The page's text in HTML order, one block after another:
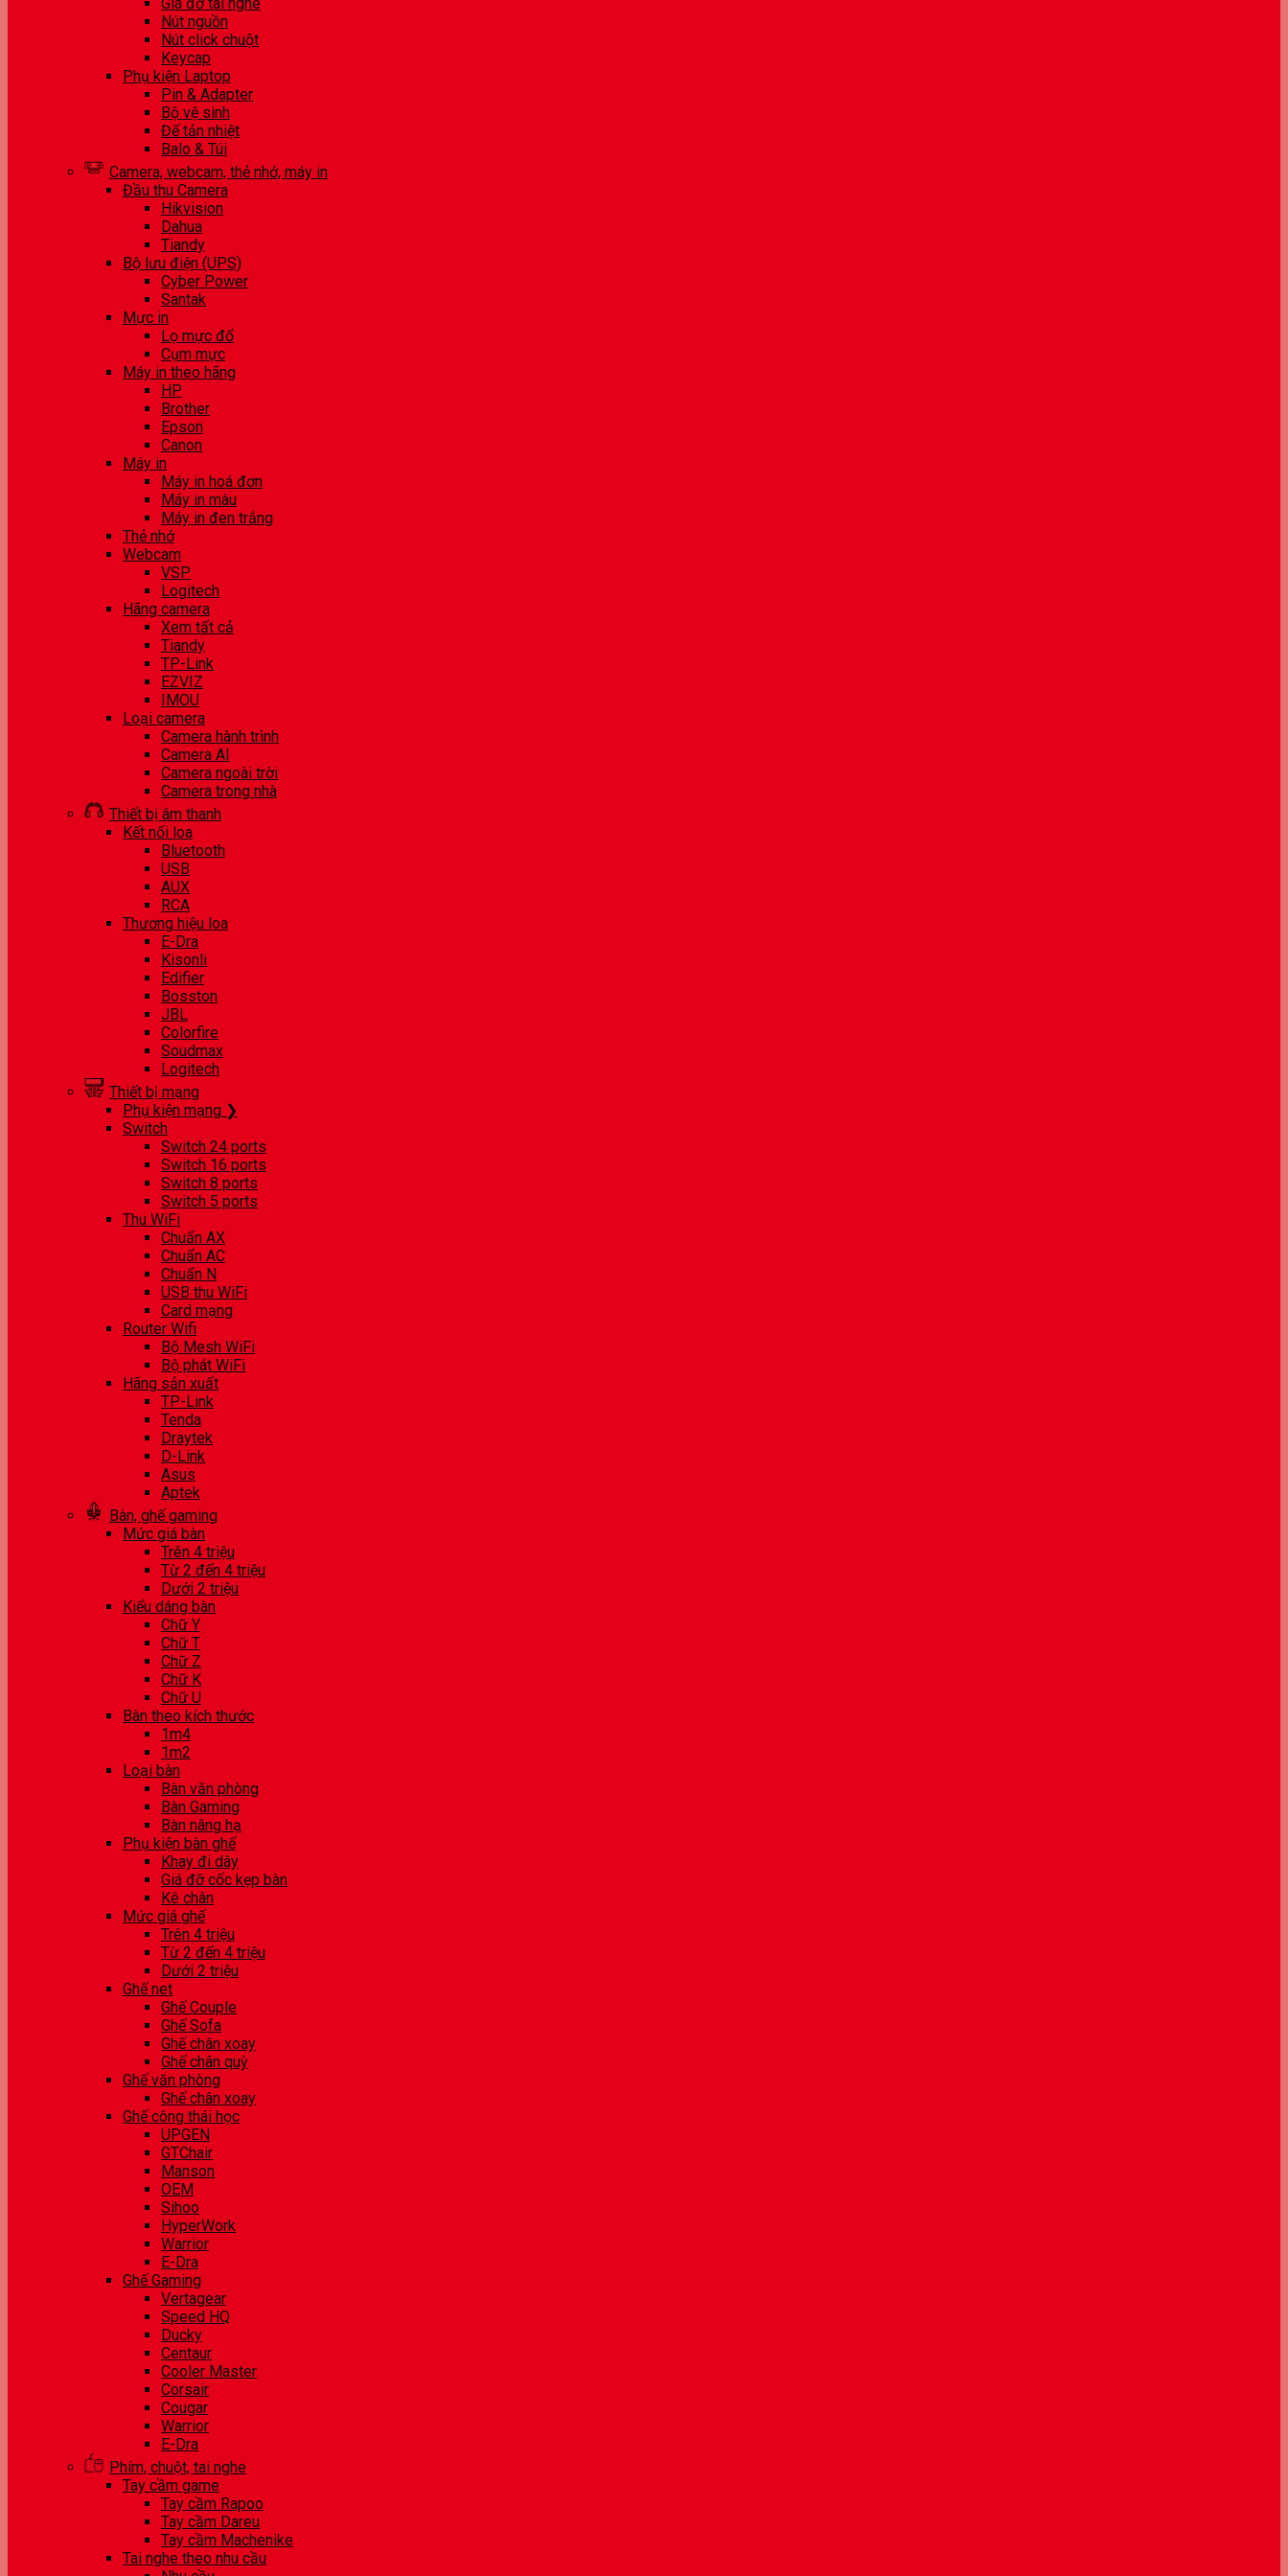
Nút nguồn
Nút click chuột
Keycap
Phụ kiện Laptop
Pin & Adapter
Bộ vệ sinh
Đế tản nhiệt
Balo & Túi
Camera, webcam, thẻ nhớ, máy in
Đầu thu Camera
Hikvision
Dahua
Tiandy
Bộ lưu điện (UPS)
Cyber Power
Santak
Mực in
Lọ mực đổ
Cụm mực
Máy in theo hãng
HP
Brother
Epson
Canon
Máy in
Máy in hoá đơn
Máy in màu
Máy in đen trắng
Thẻ nhớ
Webcam
VSP
Logitech
Hãng camera
Xem tất cả
Tiandy
TP-Link
EZVIZ
IMOU
Loại camera
Camera hành trình
Camera AI
Camera ngoài trời
Camera trong nhà
Thiết bị âm thanh
Kết nối loa
Bluetooth
USB
AUX
RCA
Thương hiệu loa
E-Dra
Kisonli
Edifier
Bosston
JBL
Colorfire
Soudmax
Logitech
Thiết bị mạng
Phụ kiện mạng ❯
Switch
Switch 24 ports
Switch 16 ports
Switch 8 ports
Switch 5 ports
Thu WiFi
Chuẩn AX
Chuẩn AC
Chuẩn N
USB thu WiFi
Card mạng
Router Wifi
Bộ Mesh WiFi
Bộ phát WiFi
Hãng sản xuất
TP-Link
Tenda
Draytek
D-Link
Asus
Aptek
Bàn, ghế gaming
Mức giá bàn
Trên 4 triệu
Từ 2 đến 4 triệu
Dưới 2 triệu
Kiểu dáng bàn
Chữ Y
Chữ T
Chữ Z
Chữ K
Chữ U
Bàn theo kích thước
1m4
1m2
Loại bàn
Bàn văn phòng
Bàn Gaming
Bàn nâng hạ
Phụ kiện bàn ghế
Khay đi dây
Giá đỡ cốc kẹp bàn
Kê chân
Mức giá ghế
Trên 4 triệu
Từ 2 đến 4 triệu
Dưới 2 triệu
Ghế net
Ghế Couple
Ghế Sofa
Ghế chân xoay
Ghế chân quỳ
Ghế văn phòng
Ghế chân xoay
Ghế công thái học
UPGEN
GTChair
Manson
OEM
Sihoo
HyperWork
Warrior
E-Dra
Ghế Gaming
Vertagear
Speed HQ
Ducky
Centaur
Cooler Master
Corsair
Cougar
Warrior
E-Dra
Phím, chuột, tai nghe
Tay cầm game
Tay cầm Rapoo
Tay cầm Dareu
Tay cầm Machenike
Tai nghe theo nhu cầu